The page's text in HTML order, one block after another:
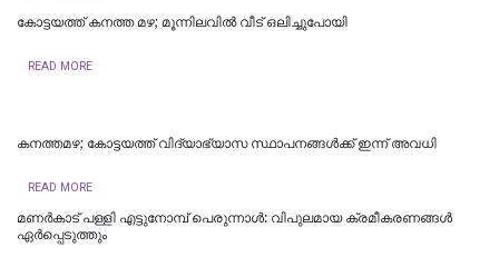
കോട്ടയത്ത് കനത്ത മഴ; മൂന്നിലവിൽ വീട് ഒലിച്ചുപോയി
READ MORE
കനത്തമഴ; കോട്ടയത്ത് വിദ്യാഭ്യാസ സ്ഥാപനങ്ങള്‍ക്ക് ഇന്ന് അവധി
READ MORE
മണർകാട് പള്ളി എട്ടുനോമ്പ് പെരുന്നാൾ: വിപുലമായ ക്രമീകരണങ്ങൾ
ഏർപ്പെടുത്തും